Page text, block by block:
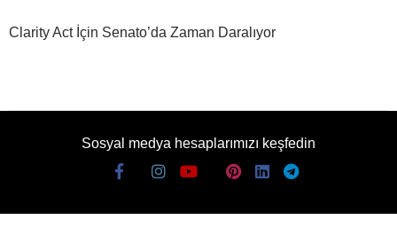
Clarity Act İçin Senato’da Zaman Daralıyor
Sosyal medya hesaplarımızı keşfedin